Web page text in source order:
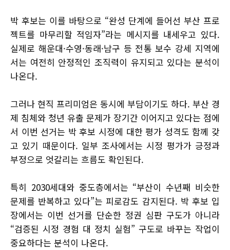
박 후보는 이를 바탕으로 “완성 단계에 들어선 부산 프로
젝트를 마무리할 적임자”라는 메시지를 내세우고 있다.
실제로 해운대·수영·동래·남구 등 전통 보수 강세 지역에
서는 여전히 안정적인 조직력이 유지되고 있다는 분석이
나온다.
그러나 현직 프리미엄은 동시에 부담이기도 하다. 부산 경
제 침체와 청년 유출 문제가 장기간 이어지고 있다는 점에
서 이번 선거는 박 후보 시정에 대한 평가 성격도 함께 갖
고 있기 때문이다. 일부 조사에서는 시정 평가가 긍정과
부정으로 엇갈리는 흐름도 확인된다.
특히 2030세대와 중도층에서는 “부산이 수년째 비슷한
문제를 반복하고 있다”는 피로감도 감지된다. 박 후보 입
장에서는 이번 선거를 단순한 정권 심판 구도가 아니라
“검증된 시정 경험 대 정치 실험” 구도로 바꾸는 작업이
중요하다는 분석이 나온다.